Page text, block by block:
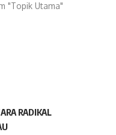
"Topik Utama"
RADIKAL